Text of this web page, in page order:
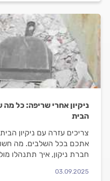
ניקיון אחרי שריפה: כל
הבית
צריכים עזרה עם ניקיון
אתכם בכל השלבים. מה
חברת ניקון, איך תתנהלו
03.09.2025